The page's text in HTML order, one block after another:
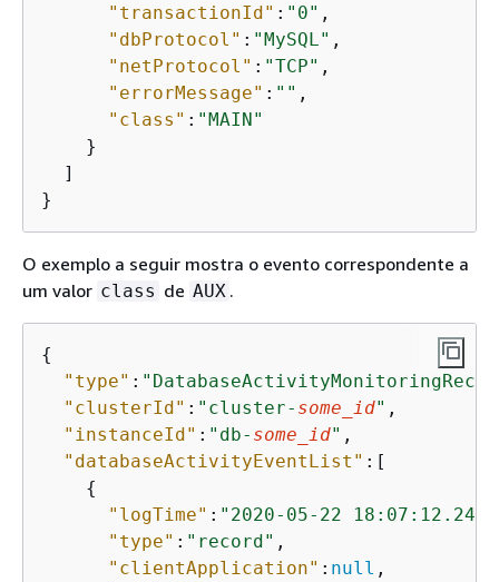
"transactionId" : "0" ,
"dbProtocol" : "MySQL" ,
"netProtocol" : "TCP" ,
"errorMessage" : "" ,
"class" : "MAIN"
    }
  ]
}
O exemplo a seguir mostra o evento correspondente a
um valor class de AUX .
{
"type" :
"clusterId" : "cluster- some_id" ,
"instanceId" : "db- some_id" ,
"databaseActivityEventList" :[
{
"logTime" : "2020-05-22
"type" : "record" ,
"clientApplication" : null ,